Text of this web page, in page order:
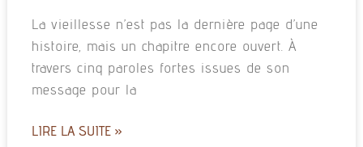
La vieillesse n’est pas la dernière page d’une
histoire, mais un chapitre encore ouvert. À
travers cinq paroles fortes issues de son
message pour la
LIRE LA SUITE »